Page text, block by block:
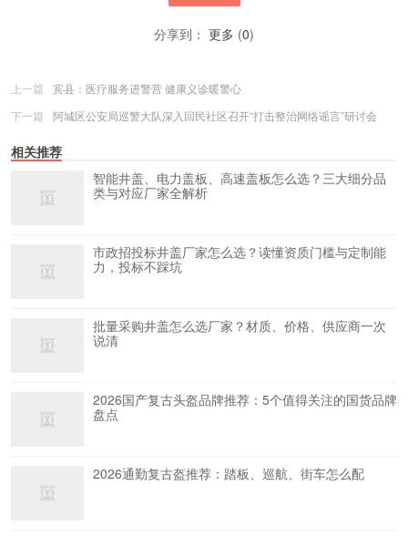
分享到： 更多 (0)
上一篇
宾县：医疗服务进警营 健康义诊暖警心
下一篇
阿城区公安局巡警大队深入回民社区召开“打击整治网络谣言”研讨会
相关推荐
智能井盖、电力盖板、高速盖板怎么选？三大细分品
类与对应厂家全解析
市政招投标井盖厂家怎么选？读懂资质门槛与定制能
力，投标不踩坑
批量采购井盖怎么选厂家？材质、价格、供应商一次
说清
2026国产复古头盔品牌推荐：5个值得关注的国货品牌
盘点
2026通勤复古盔推荐：踏板、巡航、街车怎么配